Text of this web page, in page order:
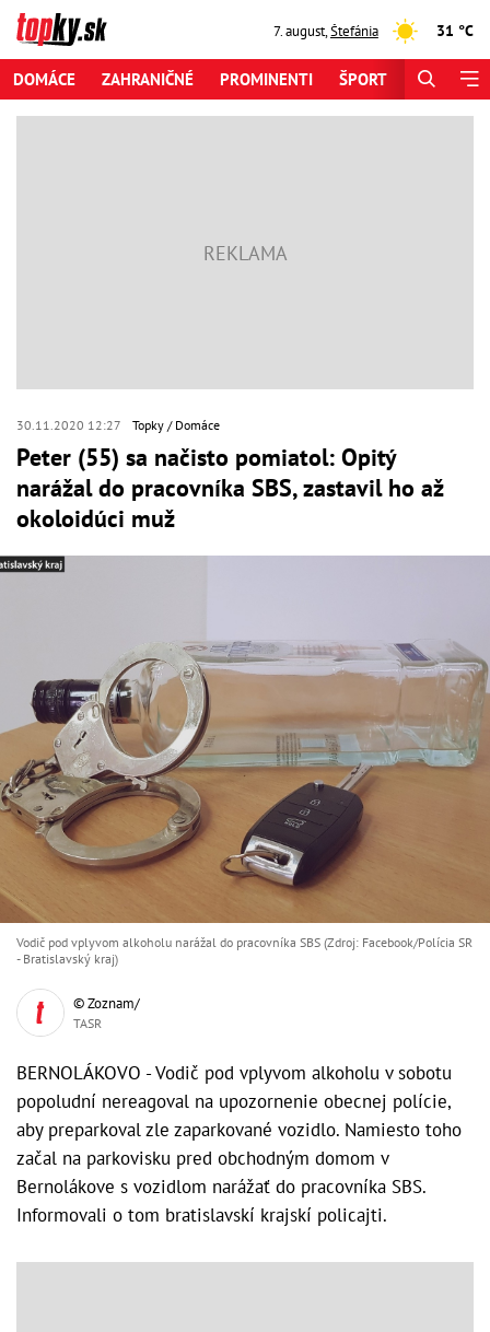
7. august,Štefánia 31 °C
DOMÁCE ZAHRANIČNÉ PROMINENTI ŠPORT
30.11.2020 12:27 Topky Domáce
Peter (55) sa načisto pomiatol: Opitý
narážal do pracovníka SBS, zastavil ho až
okoloidúci muž
Vodič pod vplyvom alkoholu narážal do pracovníka SBS (Zdroj: Facebook/Polícia SR
- Bratislavský kraj)
© Zoznam/
TASR
BERNOLÁKOVO - Vodič pod vplyvom alkoholu v sobotu
popoludní nereagoval na upozornenie obecnej polície,
aby preparkoval zle zaparkované vozidlo. Namiesto toho
začal na parkovisku pred obchodným domom v
Bernolákove s vozidlom narážať do pracovníka SBS.
Informovali o tom bratislavskí krajskí policajti.